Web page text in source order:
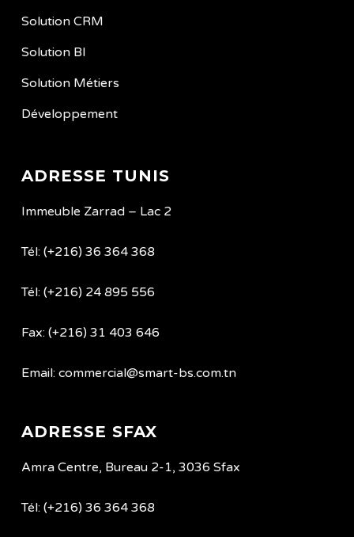
Solution CRM
Solution BI
Solution Métiers
Développement
ADRESSE TUNIS
Immeuble Zarrad – Lac 2
Tél: (+216) 36 364 368
Tél: (+216) 24 895 556
Fax: (+216) 31 403 646
Email: commercial@smart-bs.com.tn
ADRESSE SFAX
Amra Centre, Bureau 2-1, 3036 Sfax
Tél: (+216) 36 364 368